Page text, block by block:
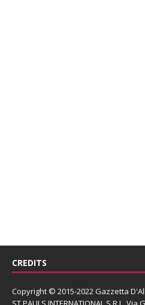
CREDITS
Copyright © 2015-2022 Gazzetta